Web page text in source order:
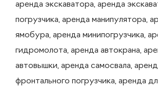
аренда экскаватора, аренда
погрузчика, аренда манипулятора,
ямобура, аренда минипогрузчика,
гидромолота, аренда автокрана,
автовышки, аренда самосвала,
фронтального погрузчика, аренда